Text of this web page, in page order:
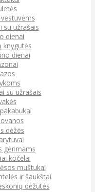
su užrašais
dienai
knygutės
dienai
su užrašais
dėžės
gėrimams
kočėlai
muštukai
ir šaukštai
dėžutės